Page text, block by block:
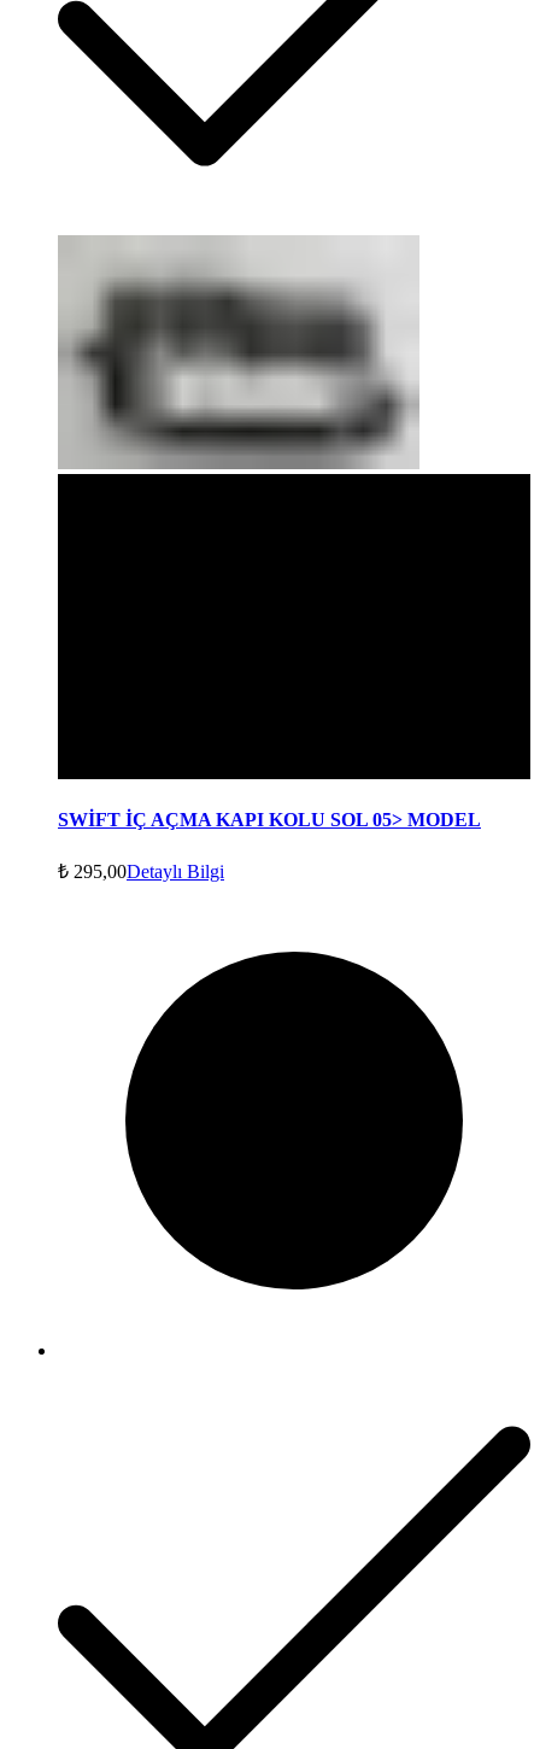
SWİFT İÇ AÇMA KAPI KOLU SOL 05> MODEL
₺ 295,00Detaylı Bilgi